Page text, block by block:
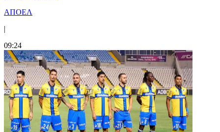
ΑΠΟΕΛ
|
09:24